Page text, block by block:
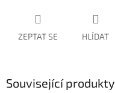
ZEPTAT SE HLÍDAT
Související produkty